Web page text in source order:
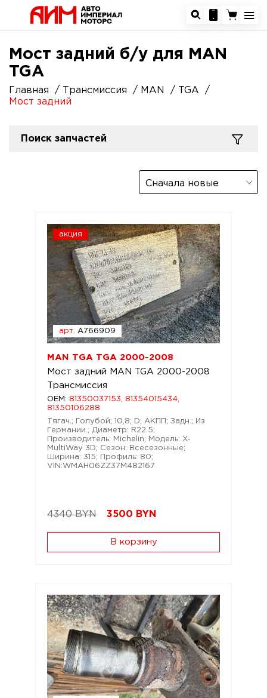
Мост задний б/у для MAN
TGA
Главная Трансмиссия MAN
TGA
Мост задний
Поиск запчастей
Сначала новые
акция
арт. A766909
MAN TGA TGA 2000-2008
Мост задний MAN TGA 2000-2008
Трансмиссия
OEM: 81350037153, 81354015434,
81350106288
Тягач.; Голубой; 10,8; D; АКПП; Задн.; Из
Германии.; Диаметр: R22.5;
Производитель: Michelin; Модель: X-
MultiWay 3D; Сезон: Всесезонные;
Ширина: 315; Профиль: 80;
VIN:WMAH06ZZ37M482167
4340 BYN 3500 BYN
В корзину